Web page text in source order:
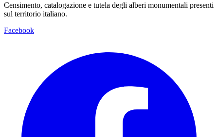
Censimento, catalogazione e tutela degli alberi monumentali presenti
sul territorio italiano.
Facebook